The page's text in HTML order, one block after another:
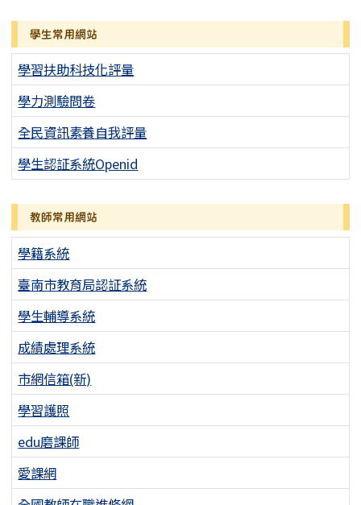
學生常用網站
學習扶助科技化評量
學力測驗問卷
全民資訊素養自我評量
學生認証系統Openid
教師常用網站
學籍系統
臺南市教育局認証系統
學生輔導系統
成績處理系統
市網信箱(新)
學習護照
edu磨課師
愛課網